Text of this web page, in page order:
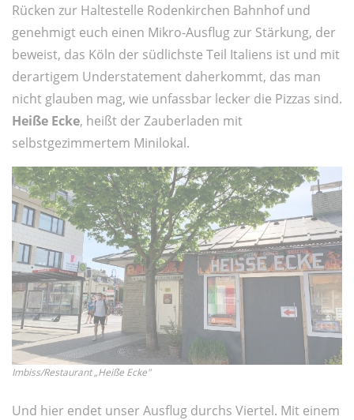
Rücken zur Haltestelle Rodenkirchen Bahnhof und
genehmigt euch einen Mikro-Ausflug zur Stärkung, der
beweist, das Köln der südlichste Teil Italiens ist und mit
derartigem Understatement daherkommt, das man
nicht glauben mag, wie unfassbar lecker die Pizzas sind.
Heiße Ecke, heißt der Zauberladen mit
selbstgezimmertem Minilokal.
Imbiss/Restaurant „Heiße Ecke"
Und hier endet unser Ausflug durchs Viertel. Mit einem